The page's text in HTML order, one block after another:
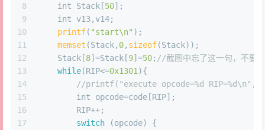
8
9
10
11
12
13
14
15
16
17
int Stack[50];
int v13,v14;
printf( "start\n" );
memset (Stack, 0, sizeof(Stack));
    Stack[
8]=Stack[9]=50; //截图中忘了这一句，不要
while(RIP<=0x1301 ){
//printf("execute opcode=%d
int opcode=code[RIP];
        RIP++;
switch (opcode) {